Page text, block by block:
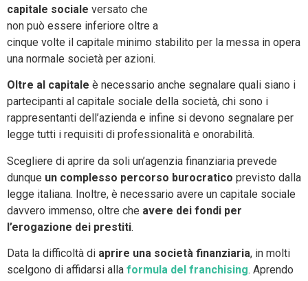
capitale sociale versato che
non può essere inferiore oltre a
cinque volte il capitale minimo stabilito per la messa in opera
una normale società per azioni.
Oltre al capitale è necessario anche segnalare quali siano i
partecipanti al capitale sociale della società, chi sono i
rappresentanti dell’azienda e infine si devono segnalare per
legge tutti i requisiti di professionalità e onorabilità.
Scegliere di aprire da soli un’agenzia finanziaria prevede
dunque un complesso percorso burocratico previsto dalla
legge italiana. Inoltre, è necessario avere un capitale sociale
davvero immenso, oltre che avere dei fondi per
l’erogazione dei prestiti.
Data la difficoltà di aprire una società finanziaria, in molti
scelgono di affidarsi alla formula del franchising. Aprendo